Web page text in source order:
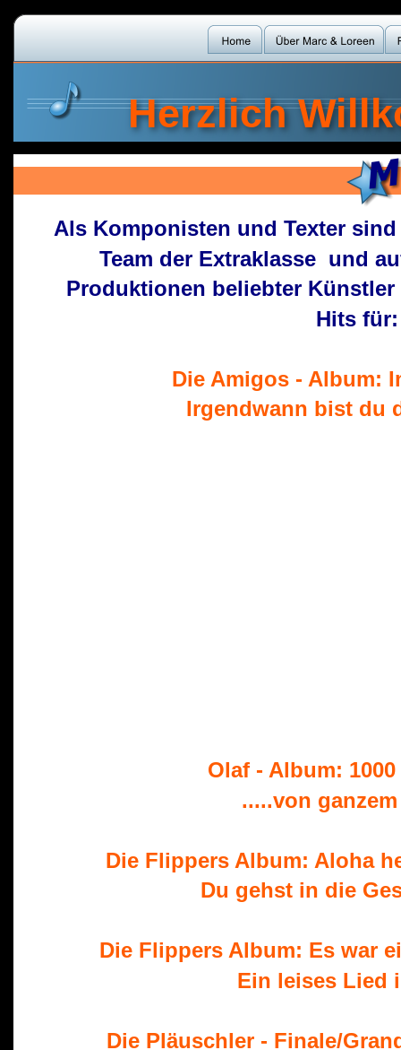
Herzlich
Als Komponisten und Texter
Team der Extraklasse  und
Produktionen beliebter
Hits für:
Die Amigos - Album:
Irgendwann bist du
Olaf - Album:
.....von
Die Flippers
Du gehst in die
Die Flippers Album:
Ein leises Lied
Die Pläuschler - Finale/